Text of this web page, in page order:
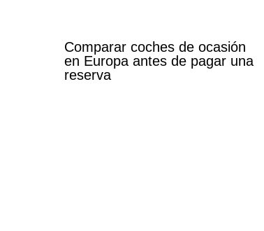
Comparar coches de ocasión
en Europa antes de pagar una
reserva